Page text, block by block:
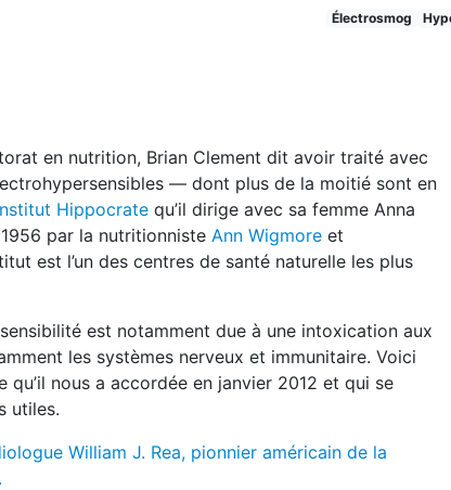
: comment se Électrosmog
en nutrition, Brian Clement dit avoir traité avec
— dont plus de la moitié sont en
Hippocrate qu’il dirige avec sa femme Anna
par la nutritionniste Ann Wigmore et
est l’un des centres de santé naturelle les plus
est notamment due à une intoxication aux
les systèmes nerveux et immunitaire. Voici
nous a accordée en janvier 2012 et qui se
utiles.
William J. Rea, pionnier américain de la